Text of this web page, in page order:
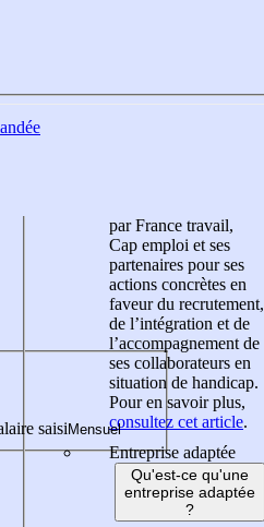
saisi
par France travail,
Cap emploi et ses
partenaires pour ses
actions concrètes en
faveur du recrutement,
de l’intégration et de
l’accompagnement de
ses collaborateurs en
situation de handicap.
Pour en savoir plus,
consultez cet article.
Entreprise adaptée
Qu'est-ce qu'une
entreprise adaptée
?